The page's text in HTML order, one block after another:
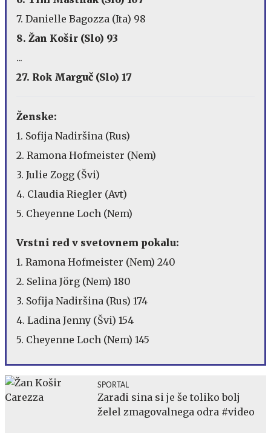
7. Danielle Bagozza (Ita) 98
8. Žan Košir (Slo) 93
...
27. Rok Marguč (Slo) 17
Ženske:
1. Sofija Nadiršina (Rus)
2. Ramona Hofmeister (Nem)
3. Julie Zogg (Švi)
4. Claudia Riegler (Avt)
5. Cheyenne Loch (Nem)
Vrstni red v svetovnem pokalu:
1. Ramona Hofmeister (Nem) 240
2. Selina Jörg (Nem) 180
3. Sofija Nadiršina (Rus) 174
4. Ladina Jenny (Švi) 154
5. Cheyenne Loch (Nem) 145
SPORTAL
Zaradi sina si je še toliko bolj
želel zmagovalnega odra #video